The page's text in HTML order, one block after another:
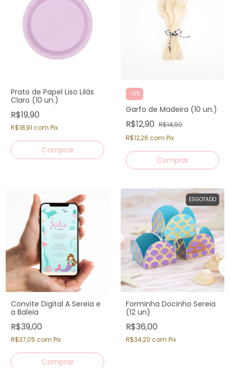
Prato de Papel Liso Lilás
Claro (10 un.)
R$19,90
R$18,91 com Pix
-13%
Garfo de Madeira (10 un.)
R$12,90 R$14,90
R$12,26 com Pix
Convite Digital A Sereia e
a Baleia
R$39,00
R$37,05 com Pix
ESGOTADO
Forminha Docinho Sereia
(12 un)
R$36,00
R$34,20 com Pix